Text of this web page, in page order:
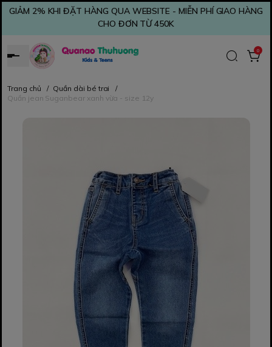
GIẢM 2% KHI ĐẶT HÀNG QUA WEBSITE - MIỄN PHÍ GIAO HÀNG
CHO ĐƠN TỪ 450K
0
Trang chủ / Quần dài bé trai
/
Quần jean Suganbear xanh vừa - size 12y